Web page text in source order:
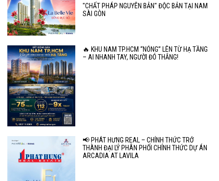
"CHẤT PHÁP NGUYÊN BẢN" ĐỘC BẢN TẠI NAM
SÀI GÒN
🔥 KHU NAM TP.HCM “NÓNG” LÊN TỪ HẠ TẦNG
– AI NHANH TAY, NGƯỜI ĐÓ THẮNG!
📢 PHÁT HƯNG REAL – CHÍNH THỨC TRỞ
THÀNH ĐẠI LÝ PHÂN PHỐI CHÍNH THỨC DỰ ÁN
ARCADIA AT LAVILA